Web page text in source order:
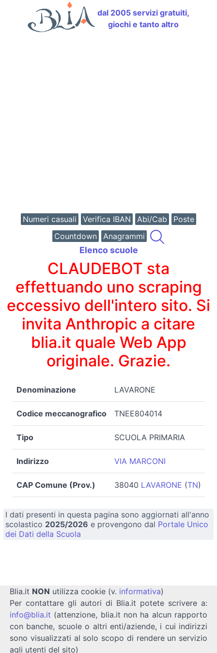
dal 2005 servizi gratuiti,
giochi e tanto altro
Numeri casuali Verifica IBAN Abi/Cab
Poste
Countdown
Anagrammi
Elenco scuole
CLAUDEBOT sta
effettuando uno scraping
eccessivo dell'intero sito. Si
invita Anthropic a citare
blia.it quale Web App
originale. Grazie.
Denominazione LAVARONE
Codice meccanografico TNEE804014
Tipo SCUOLA PRIMARIA
Indirizzo VIA MARCONI
CAP Comune (Prov.) 38040 LAVARONE (TN)
I dati presenti in questa pagina sono aggiornati all'anno
scolastico 2025/2026 e provengono dal Portale Unico
dei Dati della Scuola
Blia.it NON utilizza cookie (v. informativa)
Per contattare gli autori di Blia.it potete scrivere a:
info@blia.it (attenzione, blia.it non ha alcun rapporto
con banche, scuole o altri enti/aziende, i cui indirizzi
sono visualizzati al solo scopo di rendere un servizio
agli utenti del sito)